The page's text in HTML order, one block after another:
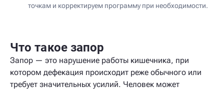
точкам и корректируем программу при необходимости.
Что такое запор
Запор — это нарушение работы кишечника, при
котором дефекация происходит реже обычного или
требует значительных усилий. Человек может